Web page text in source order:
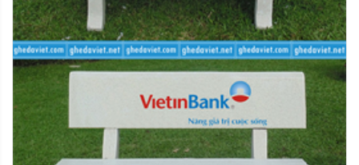
tiền với chi tiết như sau:
- Hoàn tiền bằng mã tiền điện tử dùng để mua sản
phẩm mới
- Đổi sản phẩm mới cùng loại
- Chuyển khoản qua ngân hàng theo thông tin của quý
khách cung cấp
- Riêng đối với các đơn hàng thanh toán qua thẻ tín